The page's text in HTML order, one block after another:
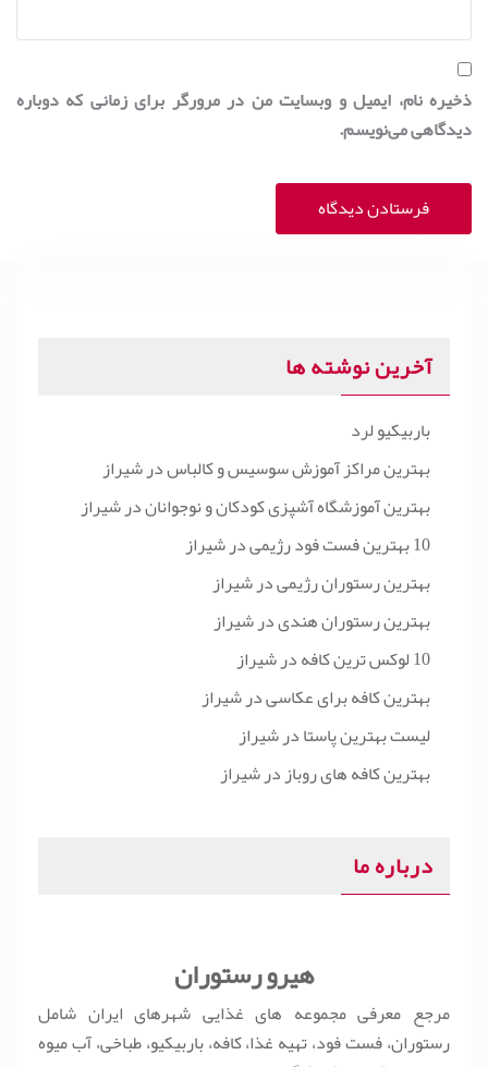
ذخیره نام، ایمیل و وبسایت من در مرورگر برای زمانی که دوباره
دیدگاهی می‌نویسم.
آخرین نوشته ها
باربیکیو لرد
بهترین مراکز آموزش سوسیس و کالباس در شیراز
بهترین آموزشگاه آشپزی کودکان و نوجوانان در شیراز
10 بهترین فست فود رژیمی در شیراز
بهترین رستوران رژیمی در شیراز
بهترین رستوران هندی در شیراز
10 لوکس ترین کافه در شیراز
بهترین کافه برای عکاسی در شیراز
لیست بهترین پاستا در شیراز
بهترین کافه های روباز در شیراز
درباره ما
هیرو رستوران
مرجع معرفی مجموعه های غذایی شهرهای ایران شامل
رستوران، فست فود، تهیه غذا، کافه، باربیکیو، طباخی، آب میوه